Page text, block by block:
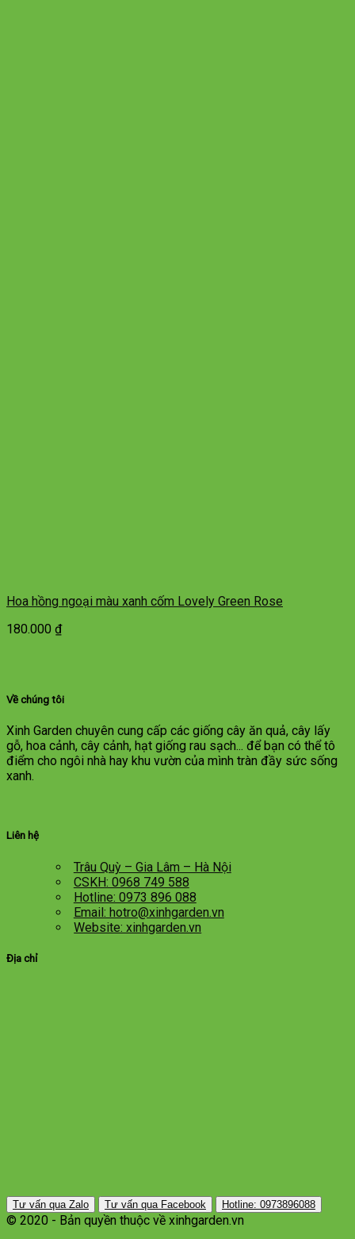
Hoa hồng ngoại màu xanh cốm Lovely Green Rose
180.000 ₫
Về chúng tôi
Xinh Garden chuyên cung cấp các giống cây ăn quả, cây lấy
gỗ, hoa cảnh, cây cảnh, hạt giống rau sạch... để bạn có thể tô
điểm cho ngôi nhà hay khu vườn của mình tràn đầy sức sống
xanh.
Liên hệ
Trâu Quỳ – Gia Lâm – Hà Nội
CSKH: 0968 749 588
Hotline: 0973 896 088
Email: hotro@xinhgarden.vn
Website: xinhgarden.vn
Địa chỉ
Tư vấn qua Zalo Tư vấn qua Facebook Hotline: 0973896088
© 2020 - Bản quyền thuộc về xinhgarden.vn